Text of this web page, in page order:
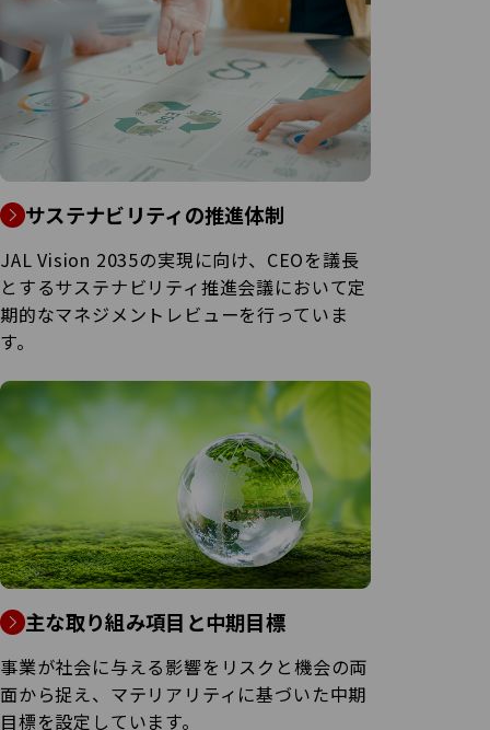
サステナビリティの推進体制
JAL Vision 2035の実現に向け、CEOを議長
とするサステナビリティ推進会議において定
期的なマネジメントレビューを行っていま
す。
主な取り組み項目と中期目標
事業が社会に与える影響をリスクと機会の両
面から捉え、マテリアリティに基づいた中期
目標を設定しています。